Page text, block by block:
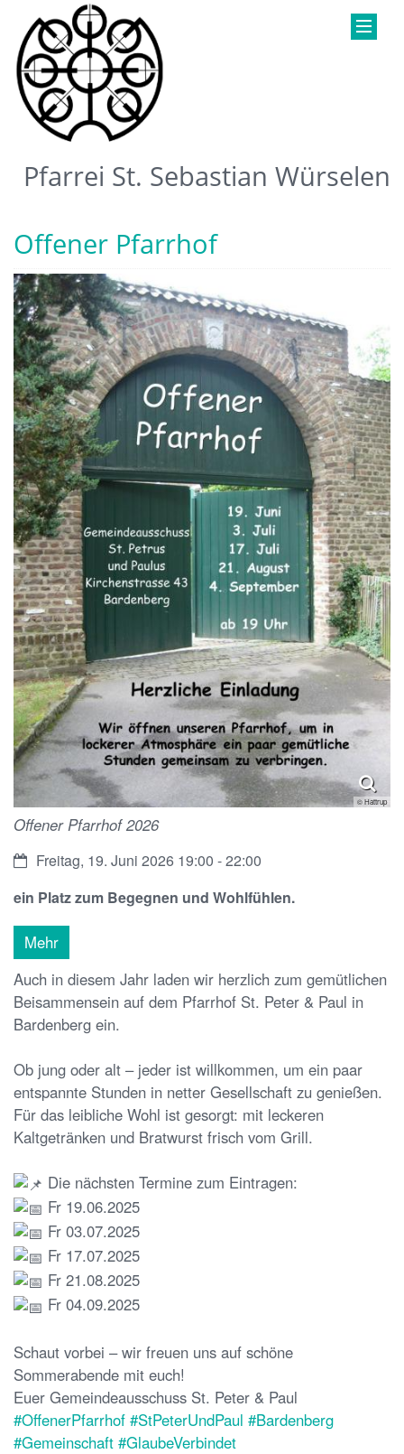
Pfarrei St. Sebastian Würselen
Offener Pfarrhof
© Hattrup
Offener Pfarrhof 2026
Datum:Freitag, 19. Juni 2026 19:00 - 22:00
ein Platz zum Begegnen und Wohlfühlen.
Mehr
Auch in diesem Jahr laden wir herzlich zum gemütlichen
Beisammensein auf dem Pfarrhof St. Peter & Paul in
Bardenberg ein.
Ob jung oder alt – jeder ist willkommen, um ein paar
entspannte Stunden in netter Gesellschaft zu genießen.
Für das leibliche Wohl ist gesorgt: mit leckeren
Kaltgetränken und Bratwurst frisch vom Grill.
Die nächsten Termine zum Eintragen:
Fr 19.06.2025
Fr 03.07.2025
Fr 17.07.2025
Fr 21.08.2025
Fr 04.09.2025
Schaut vorbei – wir freuen uns auf schöne
Sommerabende mit euch!
Euer Gemeindeausschuss St. Peter & Paul
#OffenerPfarrhof #StPeterUndPaul #Bardenberg
#Gemeinschaft #GlaubeVerbindet